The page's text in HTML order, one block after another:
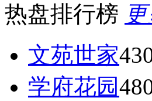
热盘排行榜
文苑世家
学府花园